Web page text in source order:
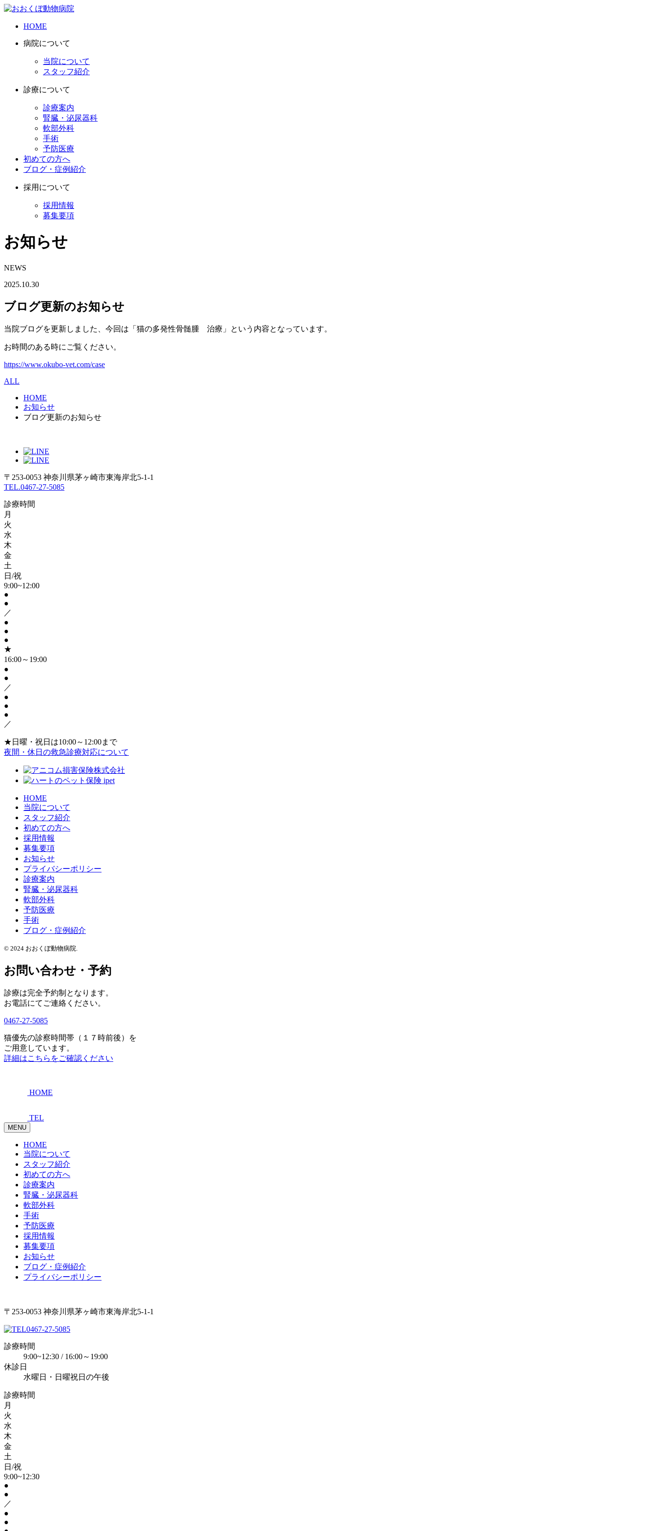
HOME
病院について
当院について
スタッフ紹介
診療について
診療案内
腎臓・泌尿器科
軟部外科
手術
予防医療
初めての方へ
ブログ・症例紹介
採用について
採用情報
募集要項
お知らせ
NEWS
2025.10.30
ブログ更新のお知らせ
当院ブログを更新しました、今回は「猫の多発性骨髄腫 治療」という内容となっています。
お時間のある時にご覧ください。
https://www.okubo-vet.com/case
ALL
HOME
お知らせ
ブログ更新のお知らせ
〒253-0053 神奈川県茅ヶ崎市東海岸北5-1-1
TEL.0467-27-5085
診療時間
月
火
水
木
金
土
日/祝
9:00~12:00
●
●
／
●
●
●
★
16:00～19:00
●
●
／
●
●
●
／
★日曜・祝日は10:00～12:00まで
夜間・休日の救急診療対応について
HOME
当院について
スタッフ紹介
初めての方へ
採用情報
募集要項
お知らせ
プライバシーポリシー
診療案内
腎臓・泌尿器科
軟部外科
予防医療
手術
ブログ・症例紹介
© 2024 おおくぼ動物病院.
お問い合わせ・予約
診療は完全予約制となります。
お電話にてご連絡ください。
0467-27-5085
猫優先の診察時間帯（１７時前後）を
ご用意しています。
詳細はこちらをご確認ください
HOME
TEL
MENU
HOME
当院について
スタッフ紹介
初めての方へ
診療案内
腎臓・泌尿器科
軟部外科
手術
予防医療
採用情報
募集要項
お知らせ
ブログ・症例紹介
プライバシーポリシー
〒253-0053 神奈川県茅ヶ崎市東海岸北5-1-1
0467-27-5085
診療時間
9:00~12:30 / 16:00～19:00
休診日
水曜日・日曜祝日の午後
診療時間
月
火
水
木
金
土
日/祝
9:00~12:30
●
●
／
●
●